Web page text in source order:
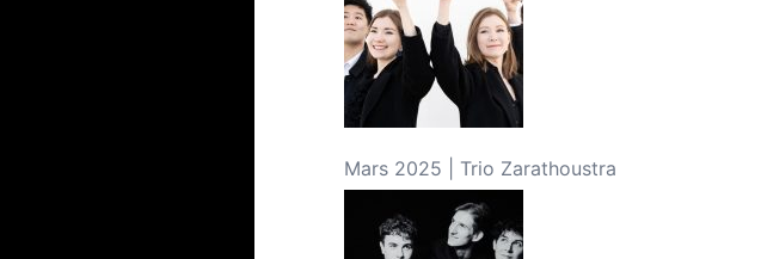
Mars 2025 | Trio Zarathoustra